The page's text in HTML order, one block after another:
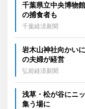
千葉県立中央博物
の捕食者も
千葉経済新聞
岩木山神社向かい
の夫婦が経営
弘前経済新聞
浅草・松が谷にニ
集う場に